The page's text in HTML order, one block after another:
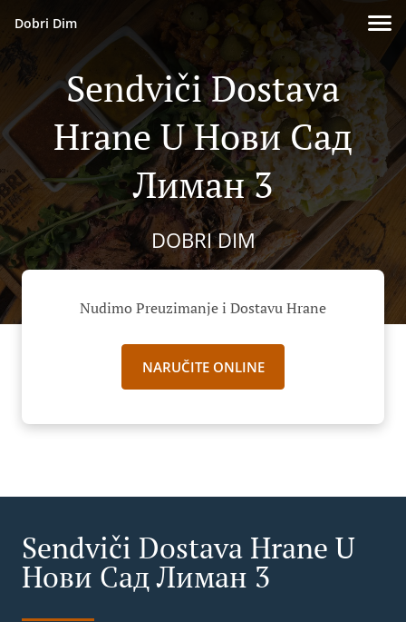
Dobri Dim
Sendviči Dostava
Hrane U Нови Сад
Лиман 3
DOBRI DIM
Nudimo Preuzimanje i Dostavu Hrane
NARUČITE ONLINE
Sendviči Dostava Hrane U
Нови Сад Лиман 3